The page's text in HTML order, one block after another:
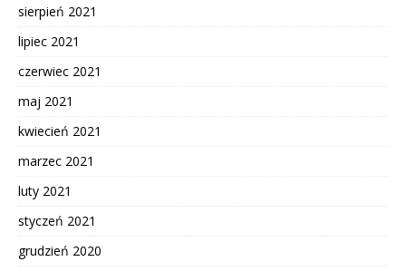
sierpień 2021
lipiec 2021
czerwiec 2021
maj 2021
kwiecień 2021
marzec 2021
luty 2021
styczeń 2021
grudzień 2020